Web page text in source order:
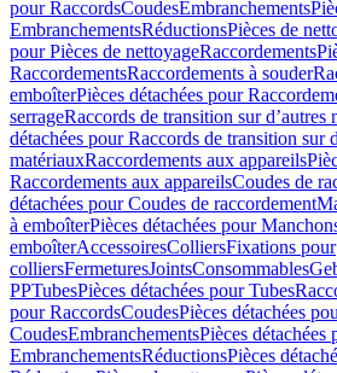
pour RaccordsCoudesEmbranchements
EmbranchementsRéductionsPièces de
pour Pièces de nettoyageRaccordements
RaccordementsRaccordements à souder
emboîterPièces détachées pour
serrageRaccords de transition sur d’autres
détachées pour Raccords de transition sur
matériauxRaccordements aux appareils
Raccordements aux appareilsCoudes de
détachées pour Coudes de raccordement
à emboîterPièces détachées pour
emboîterAccessoiresColliersFixations pour
colliersFermeturesJointsConsommables
PPTubesPièces détachées pour Tubes
pour RaccordsCoudesPièces détachées
CoudesEmbranchementsPièces détachées
EmbranchementsRéductionsPièces